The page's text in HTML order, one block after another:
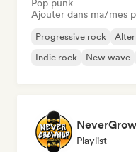
Pop punk
Ajouter dans ma/mes
Progressive rock
Indie rock
New wave
Playlist